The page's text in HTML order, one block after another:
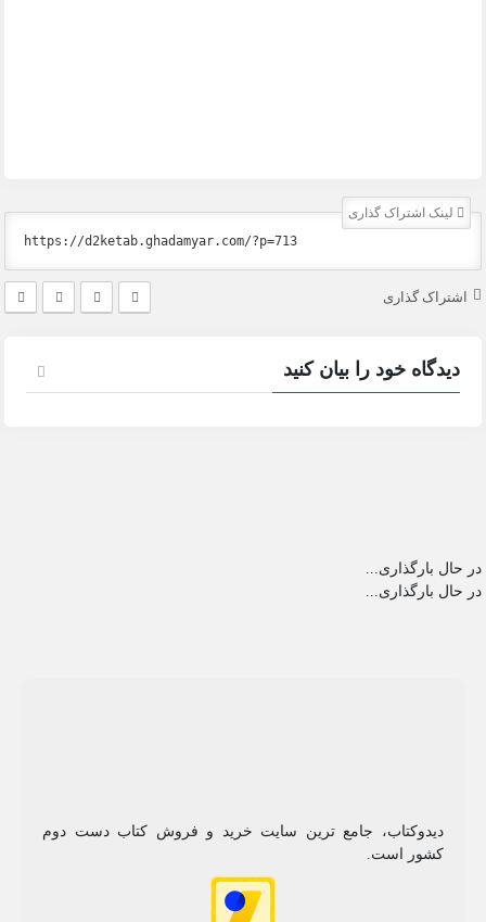
لینک اشتراک گذاری
اشتراک گذاری
دیدگاه خود را بیان کنید
در حال بارگذاری...
در حال بارگذاری...
دیدوکتاب، جامع ترین سایت خرید و فروش کتاب دست دوم
کشور است.